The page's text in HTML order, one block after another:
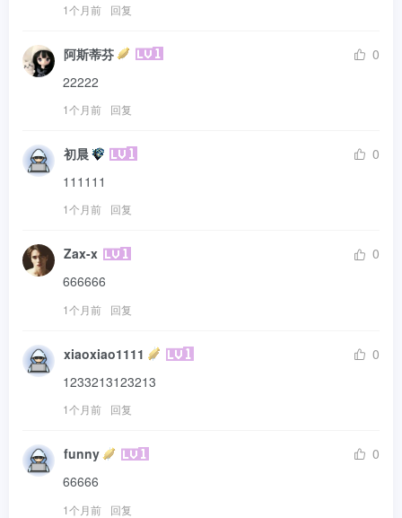
1个月前 回复
阿斯蒂芬
0
22222
1个月前 回复
初晨
0
111111
1个月前 回复
Zax-x
0
666666
1个月前 回复
xiaoxiao1111
0
1233213123213
1个月前 回复
funny
0
66666
1个月前 回复